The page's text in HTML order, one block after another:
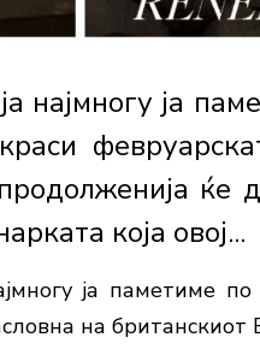
најмногу ја
ќе
која овој...
ја паметиме
на британскиот